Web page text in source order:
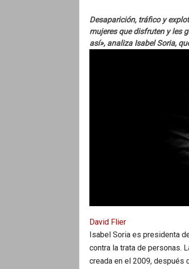
Desaparición, tráfico y
mujeres que disfruten y les
así», analiza Isabel Soria,
David Flier
Isabel Soria es presidenta
contra la trata de personas.
creada en el 2009, después